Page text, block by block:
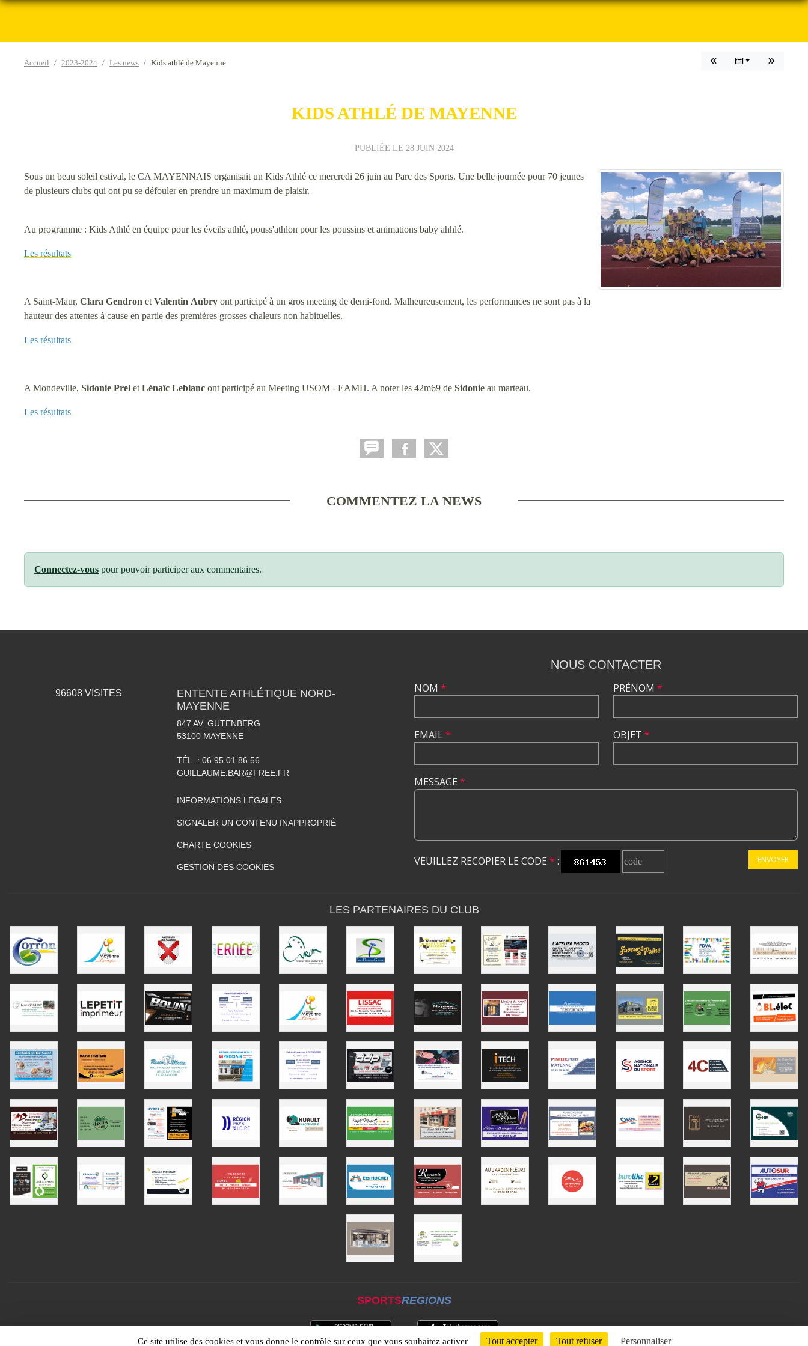
Accueil 2023-2024 Les news Kids athlé de Mayenne
KIDS ATHLÉ DE MAYENNE
PUBLIÉE LE 28 JUIN 2024
Sous un beau soleil estival, le CA MAYENNAIS organisait un Kids Athlé ce mercredi 26 juin au Parc des Sports. Une belle journée pour 70 jeunes
de plusieurs clubs qui ont pu se défouler en prendre un maximum de plaisir.
Au programme : Kids Athlé en équipe pour les éveils athlé, pouss'athlon pour les poussins et animations baby ahhlé.
Les résultats
A Saint-Maur, Clara Gendron et Valentin Aubry ont participé à un gros meeting de demi-fond. Malheureusement, les performances ne sont pas à la
hauteur des attentes à cause en partie des premières grosses chaleurs non habituelles.
Les résultats
A Mondeville, Sidonie Prel et Lénaïc Leblanc ont participé au Meeting USOM - EAMH. A noter les 42m69 de Sidonie au marteau.
Les résultats
COMMENTEZ LA NEWS
Connectez-vous pour pouvoir participer aux commentaires.
96608VISITES
ENTENTE ATHLÉTIQUE NORD-
MAYENNE
847 AV. GUTENBERG
53100 MAYENNE
TÉL. : 06 95 01 86 56
GUILLAUME.BAR@FREE.FR
INFORMATIONS LÉGALES
SIGNALER UN CONTENU INAPPROPRIÉ
CHARTE COOKIES
GESTION DES COOKIES
NOUS CONTACTER
NOM *
EMAIL*
PRÉNOM *
OBJET *
MESSAGE *
VEUILLEZ RECOPIER LE CODE * : ENVOYER
LES PARTENAIRES DU CLUB
SPORTSREGIONS
Ce site utilise des cookies et vous donne le contrôle sur ceux que vous souhaitez activer Tout accepter Tout refuser Personnaliser